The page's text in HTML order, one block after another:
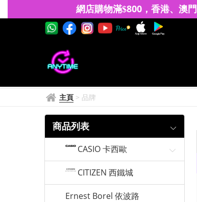
Shock
網店購物滿$800， 香港、澳門
主頁 > 品牌
商品列表
CASIO 卡西歐
CITIZEN 西鐵城
Ernest Borel 依波路